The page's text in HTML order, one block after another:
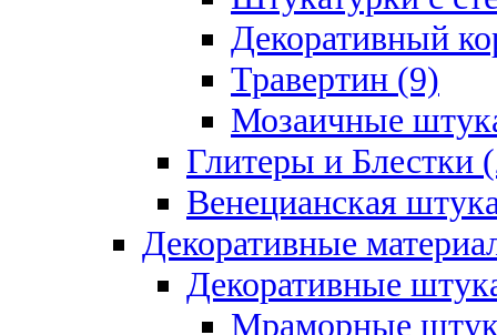
Декоративный
Травертин (9)
Мозаичные
Глитеры и Блестки
Венецианская
Декоративные
Декоративные
Мраморные